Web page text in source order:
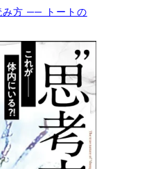
み方 ── トートの